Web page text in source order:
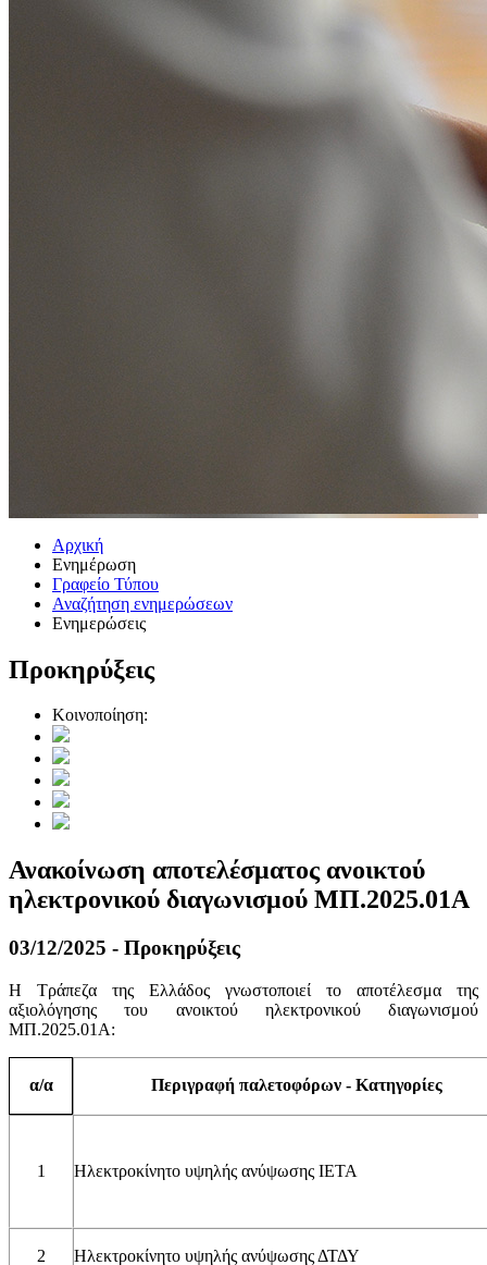
Αρχική
Ενημέρωση
Γραφείο Τύπου
Αναζήτηση ενημερώσεων
Ενημερώσεις
Προκηρύξεις
Κοινοποίηση:
Ανακοίνωση αποτελέσματος ανοικτού
ηλεκτρονικού διαγωνισμού ΜΠ.2025.01Α
03/12/2025 - Προκηρύξεις
Η Τράπεζα της Ελλάδος γνωστοποιεί το αποτέλεσμα της
αξιολόγησης του ανοικτού ηλεκτρονικού διαγωνισμού
ΜΠ.2025.01A:
α/α Περιγραφή παλετοφόρων - Κατηγορίες
1 Ηλεκτροκίνητο υψηλής ανύψωσης ΙΕΤΑ
2 Ηλεκτροκίνητο υψηλής ανύψωσης ΔΤΔΥ